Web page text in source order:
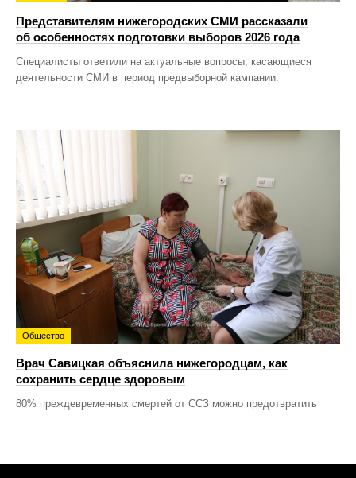
Представителям нижегородских СМИ рассказали
об особенностях подготовки выборов 2026 года
Специалисты ответили на актуальные вопросы, касающиеся
деятельности СМИ в период предвыборной кампании.
Общество
Врач Савицкая объяснила нижегородцам, как
сохранить сердце здоровым
80% преждевременных смертей от ССЗ можно предотвратить